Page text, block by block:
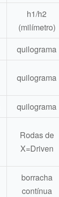
h1/h2
(milímetro)
quilograma
quilograma
quilograma
Rodas de
X=Driven
borracha
contínua